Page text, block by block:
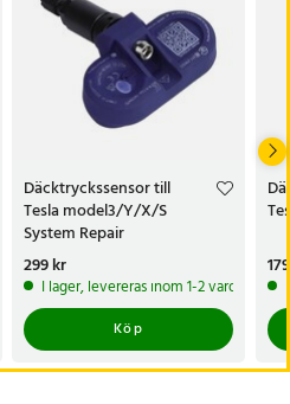
/ Model Y / Model X / Model S
av däcktryck
med ventilen
Däcktryckssensor till
Tesla model3/Y/X/S
System Repair
Pris:299 kr
299 kr
I lager, levereras inom 1-2 vardagar
Köp